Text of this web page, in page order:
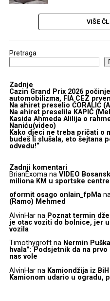
VIŠE
Pretraga
Zadnje
Cazin Grand Prix 2026
automobilizma, FIA CEZ
Na ahiret preselio ĆORALIĆ
Na ahiret preselila KAPIĆ
Kasida Ahmeda Alilija o
Naniću(video)
Kako djeci ne treba pričati o
budeš li slušala, eto šejtana
odvedu!“
Zadnji komentari
BrianExomana VIDEO
miliona KM u sportske centre
oformit osago onlain_fpMa
(Ramo) Mehmed
AlvinHarna Poznat termin
je otac voziti do bolnice, jer
vozila
Timothygroftna Nermin
hvala”: Podsjetnik da na
nas vole
AlvinHarna Kamiondžija iz
Kamionom udario u ogradu,